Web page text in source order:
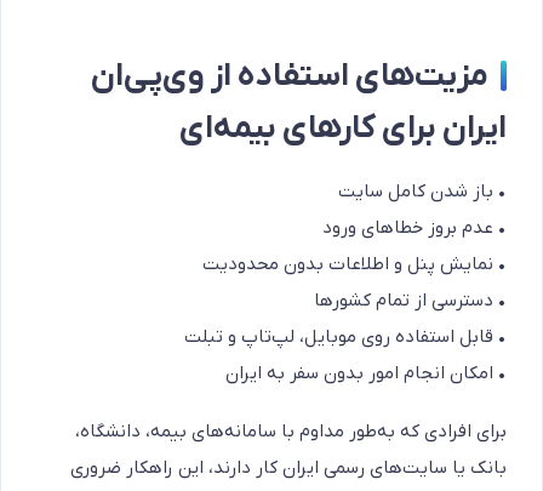
مزیت‌های استفاده از وی‌پی‌ان
ایران برای کارهای بیمه‌ای
• باز شدن کامل سایت
• عدم بروز خطاهای ورود
• نمایش پنل و اطلاعات بدون محدودیت
• دسترسی از تمام کشورها
• قابل استفاده روی موبایل، لپ‌تاپ و تبلت
• امکان انجام امور بدون سفر به ایران
برای افرادی که به‌طور مداوم با سامانه‌های بیمه، دانشگاه،
بانک یا سایت‌های رسمی ایران کار دارند، این راهکار ضروری